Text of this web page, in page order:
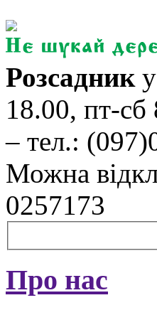
Розсаднику
18.00, пт-
– тел.:
Можна
0257173
Про нас